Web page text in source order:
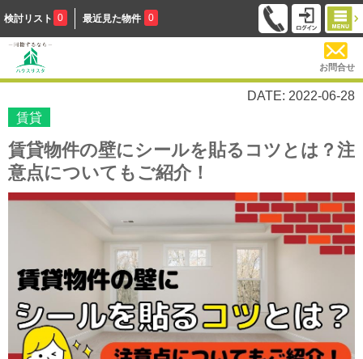
検討リスト 0 最近見た物件 0
お問合せ
DATE: 2022-06-28
賃貸
賃貸物件の壁にシールを貼るコツとは？注
意点についてもご紹介！